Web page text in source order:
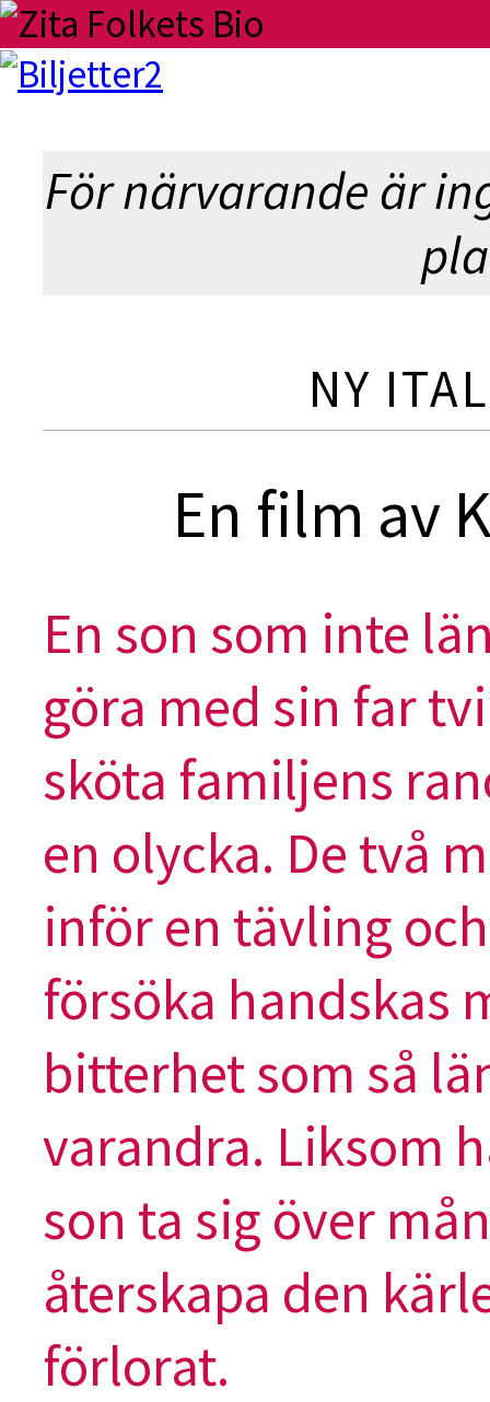
För närvarande är
NY
En film av
En son som inte
göra med sin far
sköta familjens
en olycka. De två
inför en tävling
försöka handskas
bitterhet som så
varandra. Liksom
son ta sig över
återskapa den
förlorat.